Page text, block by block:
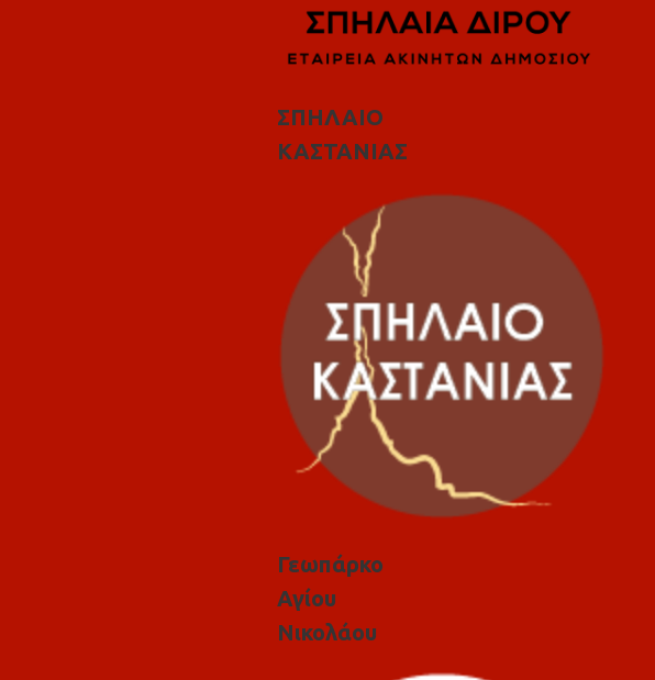
ΣΠΗΛΑΙΟ
ΚΑΣΤΑΝΙΑΣ
Γεωπάρκο
Αγίου
Νικολάου